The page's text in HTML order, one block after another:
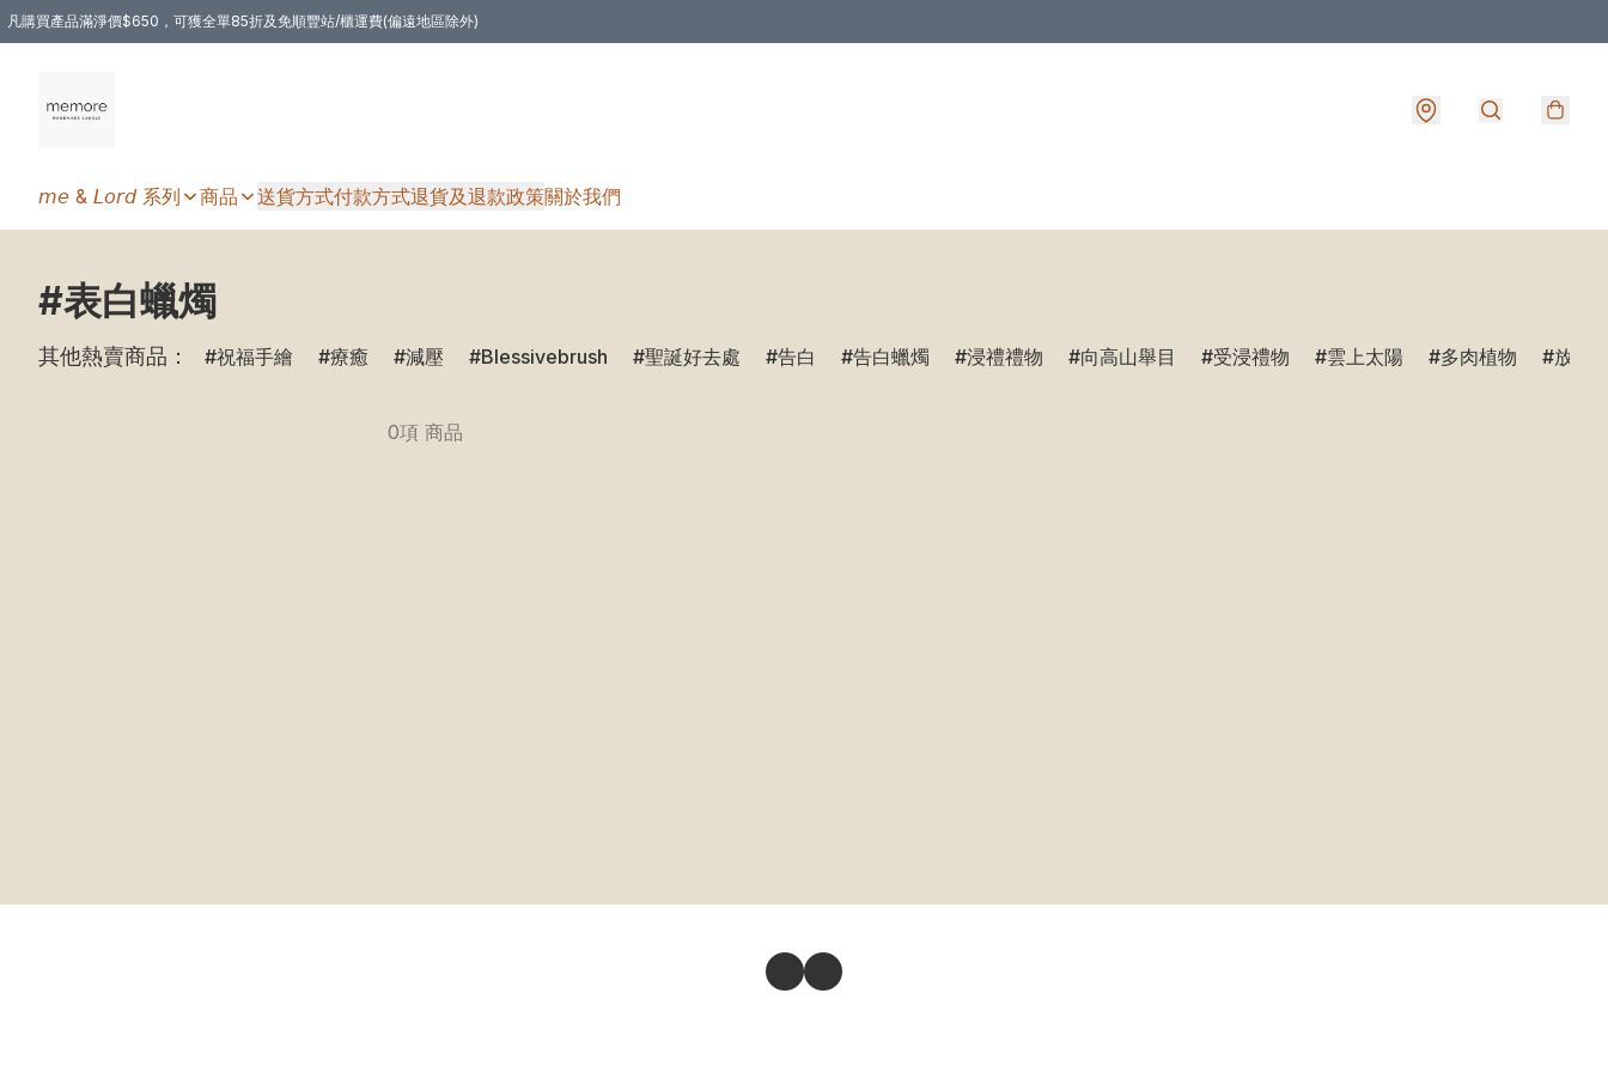
凡購買產品滿淨價$650，可獲全單85折及免順豐站/櫃運費(偏遠地區除外)
𝘮𝘦 & 𝘓𝘰𝘳𝘥 系列 商品 送貨方式付款方式退貨及退款政策關於我們
#表白蠟燭
其他熱賣商品： 祝福手繪 療癒 減壓 Blessivebrush 聖誕好去處 告白 告白蠟燭 浸禮禮物 向高山舉目 受浸禮物 雲上太陽 多肉植物 放鬆
0項 商品